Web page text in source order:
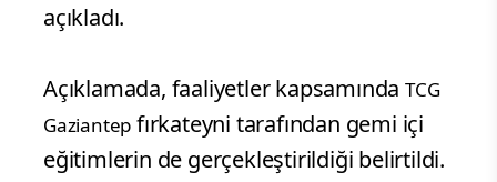
açıkladı.
Açıklamada, faaliyetler kapsamında TCG
Gaziantep fırkateyni tarafından gemi içi
eğitimlerin de gerçekleştirildiği belirtildi.